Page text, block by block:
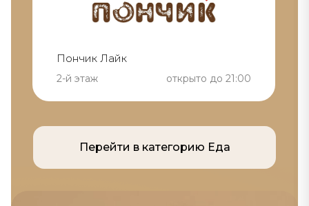
Пончик Лайк
2-й этаж открыто до 21:00
Перейти в категорию Еда